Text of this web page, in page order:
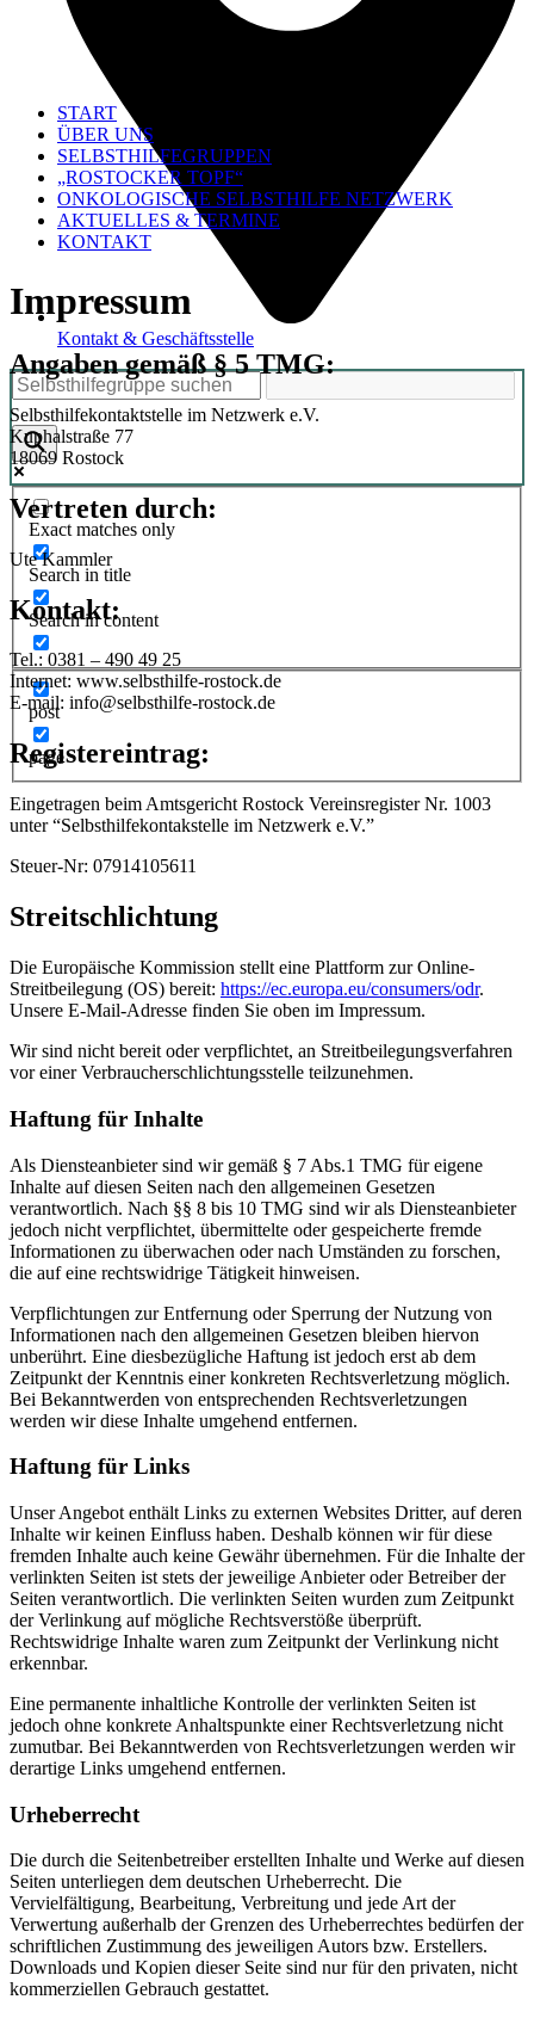
Kontakt & Geschäftsstelle
Exact matches only
Search in title
Search in content
post
page
START
ÜBER UNS
SELBSTHILFEGRUPPEN
„ROSTOCKER TOPF“
ONKOLOGISCHE SELBSTHILFE NETZWERK
AKTUELLES & TERMINE
KONTAKT
Impressum
Angaben gemäß § 5 TMG:
Selbsthilfekontaktstelle im Netzwerk e.V.
Kuphalstraße 77
18069 Rostock
Vertreten durch:
Ute Kammler
Kontakt:
Tel.: 0381 – 490 49 25
Internet: www.selbsthilfe-rostock.de
E-mail: info@selbsthilfe-rostock.de
Registereintrag:
Eingetragen beim Amtsgericht Rostock Vereinsregister Nr. 1003
unter “Selbsthilfekontakstelle im Netzwerk e.V.”
Steuer-Nr: 07914105611
Streitschlichtung
Die Europäische Kommission stellt eine Plattform zur Online-
Streitbeilegung (OS) bereit: https://ec.europa.eu/consumers/odr.
Unsere E-Mail-Adresse finden Sie oben im Impressum.
Wir sind nicht bereit oder verpflichtet, an Streitbeilegungsverfahren
vor einer Verbraucherschlichtungsstelle teilzunehmen.
Haftung für Inhalte
Als Diensteanbieter sind wir gemäß § 7 Abs.1 TMG für eigene
Inhalte auf diesen Seiten nach den allgemeinen Gesetzen
verantwortlich. Nach §§ 8 bis 10 TMG sind wir als Diensteanbieter
jedoch nicht verpflichtet, übermittelte oder gespeicherte fremde
Informationen zu überwachen oder nach Umständen zu forschen,
die auf eine rechtswidrige Tätigkeit hinweisen.
Verpflichtungen zur Entfernung oder Sperrung der Nutzung von
Informationen nach den allgemeinen Gesetzen bleiben hiervon
unberührt. Eine diesbezügliche Haftung ist jedoch erst ab dem
Zeitpunkt der Kenntnis einer konkreten Rechtsverletzung möglich.
Bei Bekanntwerden von entsprechenden Rechtsverletzungen
werden wir diese Inhalte umgehend entfernen.
Haftung für Links
Unser Angebot enthält Links zu externen Websites Dritter, auf deren
Inhalte wir keinen Einfluss haben. Deshalb können wir für diese
fremden Inhalte auch keine Gewähr übernehmen. Für die Inhalte der
verlinkten Seiten ist stets der jeweilige Anbieter oder Betreiber der
Seiten verantwortlich. Die verlinkten Seiten wurden zum Zeitpunkt
der Verlinkung auf mögliche Rechtsverstöße überprüft.
Rechtswidrige Inhalte waren zum Zeitpunkt der Verlinkung nicht
erkennbar.
Eine permanente inhaltliche Kontrolle der verlinkten Seiten ist
jedoch ohne konkrete Anhaltspunkte einer Rechtsverletzung nicht
zumutbar. Bei Bekanntwerden von Rechtsverletzungen werden wir
derartige Links umgehend entfernen.
Urheberrecht
Die durch die Seitenbetreiber erstellten Inhalte und Werke auf diesen
Seiten unterliegen dem deutschen Urheberrecht. Die
Vervielfältigung, Bearbeitung, Verbreitung und jede Art der
Verwertung außerhalb der Grenzen des Urheberrechtes bedürfen der
schriftlichen Zustimmung des jeweiligen Autors bzw. Erstellers.
Downloads und Kopien dieser Seite sind nur für den privaten, nicht
kommerziellen Gebrauch gestattet.